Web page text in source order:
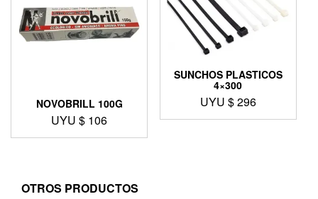
NOVOBRILL 100G
UYU $ 106
SUNCHOS PLASTICOS
4×300
UYU $296
OTROS PRODUCTOS